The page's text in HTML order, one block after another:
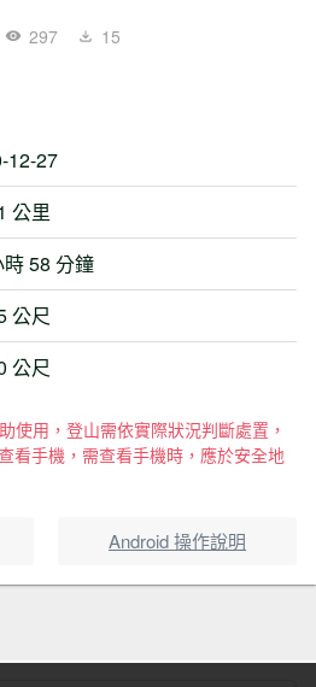
297 15
12-27
公里
時 58 分鐘
公尺
公尺
使用，登山需依實際狀況判斷處置，
看手機，需查看手機時，應於安全地
Android 操作說明